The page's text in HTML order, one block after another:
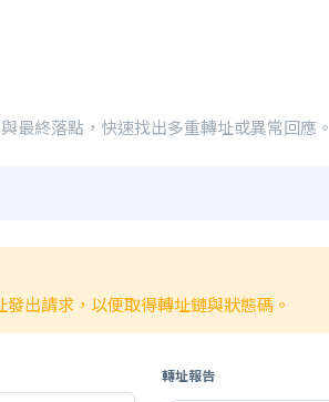
最終落點，快速找出多重轉址或異常回應。
出請求，以便取得轉址鏈與狀態碼。
轉址報告